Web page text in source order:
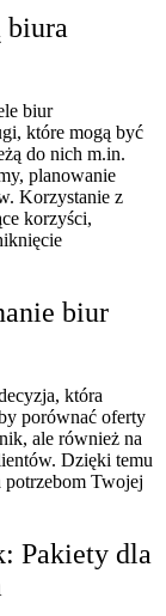
biura
biur
które mogą być
do nich m.in.
planowanie
Korzystanie z
korzyści,
biur
która
porównać oferty
ale również na
Dzięki temu
Twojej
Pakiety dla